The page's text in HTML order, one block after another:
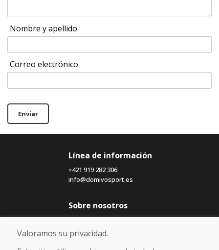
Nombre y apellido
Correo electrónico
Enviar
Línea de información
+421 919 282 306
info@domivosport.es
Sobre nosotros
Blog
Sobre nosotros
Comercio
Valoramos su privacidad.